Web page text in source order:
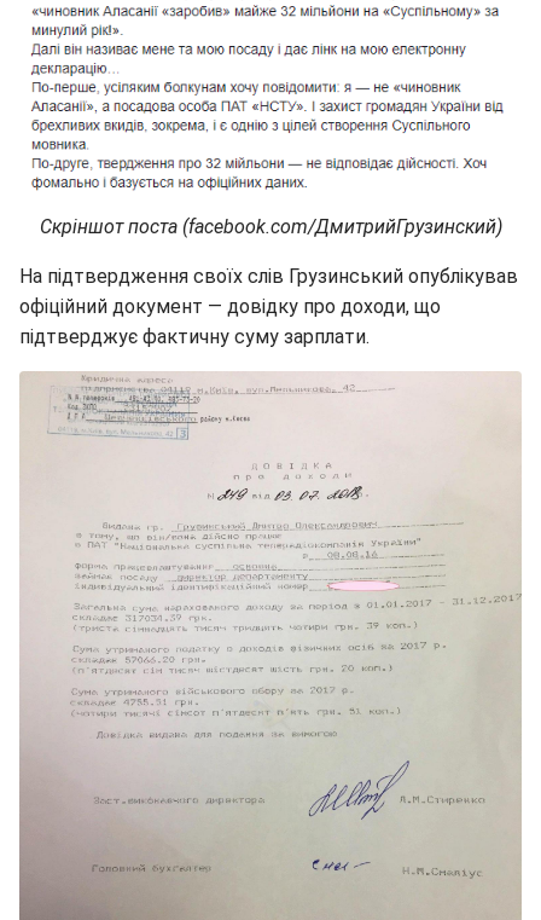
Скріншот поста (facebook.com/ДмитрийГрузинский)
На підтвердження своїх слів Грузинський опублікував
офіційний документ — довідку про доходи, що
підтверджує фактичну суму зарплати.